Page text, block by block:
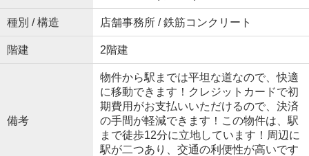
種別 / 構造 店舗事務所 / 鉄筋コンクリート
階建 2階建
備考
物件から駅までは平坦な道なので、快適
に移動できます！クレジットカードで初
期費用がお支払いいただけるので、決済
の手間が軽減できます！この物件は、駅
まで徒歩12分に立地しています！周辺に
駅が二つあり、交通の利便性が高いです